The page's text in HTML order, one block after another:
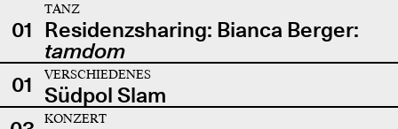
01
TANZ
Residenzsharing: Bianca Berger:
tamdom
01
VERSCHIEDENES
Südpol Slam
KONZERT